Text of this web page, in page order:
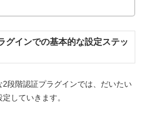
グインでの基本的な設定ステッ
2段階認証プラグインでは、だいたい
していきます。